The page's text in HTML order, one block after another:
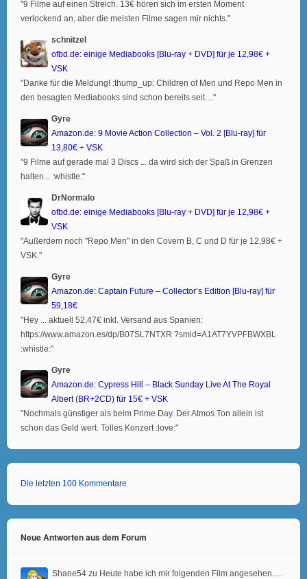
"9 Filme auf einen Streich. 13€ hören sich im ersten Moment
verlockend an, aber die meisten Filme sagen mir nichts."
schnitzel
ofbd.de: einige Mediabooks [Blu-ray + DVD] für je 12,98€ +
VSK
"Danke für die Meldung! :thump_up: Children of Men und Repo Men in
den besagten Mediabooks sind schon bereits seit…"
Gyre
Amazon.de: 9 Movie Action Collection – Vol. 2 [Blu-ray] für
13,80€ + VSK
"9 Filme auf gerade mal 3 Discs ... da wird sich der Spaß in Grenzen
halten... :whistle:"
DrNormalo
ofbd.de: einige Mediabooks [Blu-ray + DVD] für je 12,98€ +
VSK
"Außerdem noch "Repo Men" in den Covern B, C und D für je 12,98€ +
VSK."
Gyre
Amazon.de: Captain Future – Collector’s Edition [Blu-ray] für
59,18€
"Hey ... aktuell 52,47€ inkl. Versand aus Spanien:
https://www.amazon.es/dp/B07SL7NTXR ?smid=A1AT7YVPFBWXBL
:whistle:"
Gyre
Amazon.de: Cypress Hill – Black Sunday Live At The Royal
Albert (BR+2CD) für 15€ + VSK
"Nochmals günstiger als beim Prime Day. Der Atmos Ton allein ist
schon das Geld wert. Tolles Konzert :love:"
Die letzten 100 Kommentare
Neue Antworten aus dem Forum
Shane54 zu Heute habe ich mir folgenden Film angesehen….